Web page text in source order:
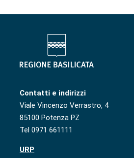
Contatti e indirizzi
Viale Vincenzo Verrastro, 4
85100 Potenza PZ
Tel 0971 661111
URP